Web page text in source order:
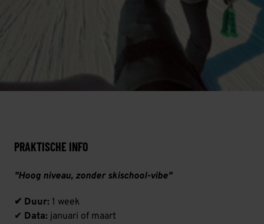
PRAKTISCHE INFO
"Hoog niveau, zonder skischool-vibe"
✔ Duur: 1 week
✔ Data: januari of maart